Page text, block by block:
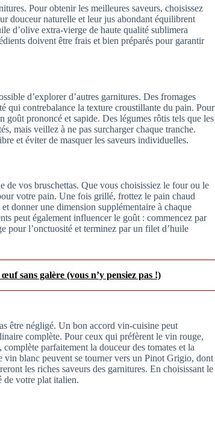
Pour obtenir les meilleures saveurs, choisissez
douceur naturelle et leur jus abondant équilibrent
d’olive extra-vierge de haute qualité sublimera
doivent être frais et bien préparés pour garantir
d’explorer d’autres garnitures. Des fromages
qui contrebalance la texture croustillante du pain. Pour
prononcé et sapide. Des légumes rôtis tels que les
mais veillez à ne pas surcharger chaque tranche.
et éviter de masquer les saveurs individuelles.
vos bruschettas. Que vous choisissiez le four ou le
votre pain. Une fois grillé, frottez le pain chaud
donner une dimension supplémentaire à chaque
peut également influencer le goût : commencez par
pour l’onctuosité et terminez par un filet d’huile
sans galère (vous n’y pensiez pas !)
être négligé. Un bon accord vin-cuisine peut
complète. Pour ceux qui préfèrent le vin rouge,
parfaitement la douceur des tomates et la
vin blanc peuvent se tourner vers un Pinot Grigio, dont
les riches saveurs des garnitures. En choisissant le
de votre plat italien.